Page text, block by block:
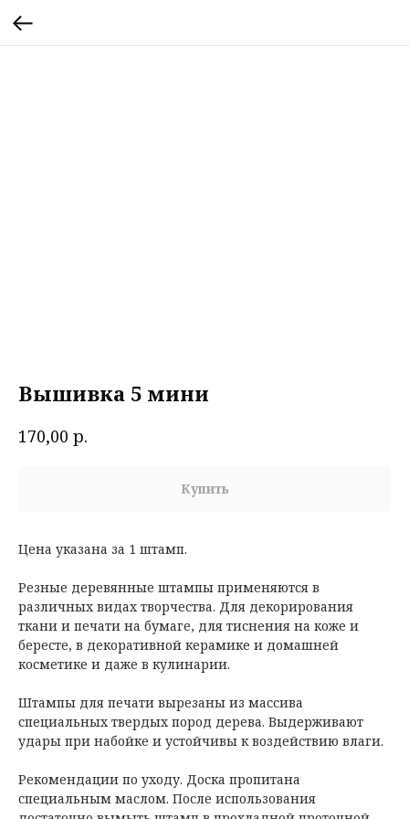
Вышивка 5 мини
170,00 р.
Купить
Цена указана за 1 штамп.
Резные деревянные штампы применяются в
различных видах творчества. Для декорирования
ткани и печати на бумаге, для тиснения на коже и
бересте, в декоративной керамике и домашней
косметике и даже в кулинарии.
Штампы для печати вырезаны из массива
специальных твердых пород дерева. Выдерживают
удары при набойке и устойчивы к воздействию влаги.
Рекомендации по уходу. Доска пропитана
специальным маслом. После использования